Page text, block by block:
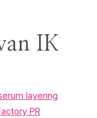
IK
layering
PR